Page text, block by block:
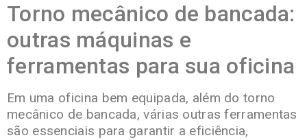
Torno mecânico de bancada:
outras máquinas e
ferramentas para sua oficina
Em uma oficina bem equipada, além do torno
mecânico de bancada, várias outras ferramentas
são essenciais para garantir a eficiência,